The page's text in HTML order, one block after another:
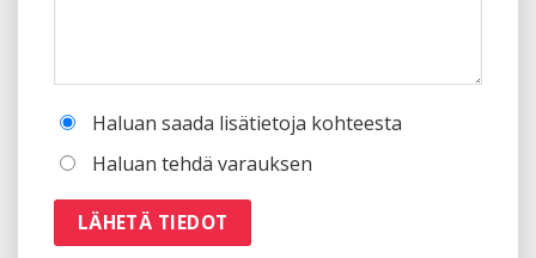
Haluan saada lisätietoja kohteesta
Haluan tehdä varauksen